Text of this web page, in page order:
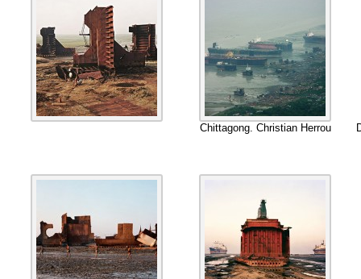
Chittagong. Christian Herrou